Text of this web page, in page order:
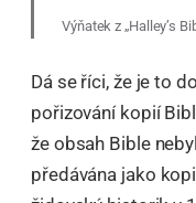
Výňatek z „Halley’s
Dá se říci, že je to
pořizování kopií
že obsah Bible
předávána jako